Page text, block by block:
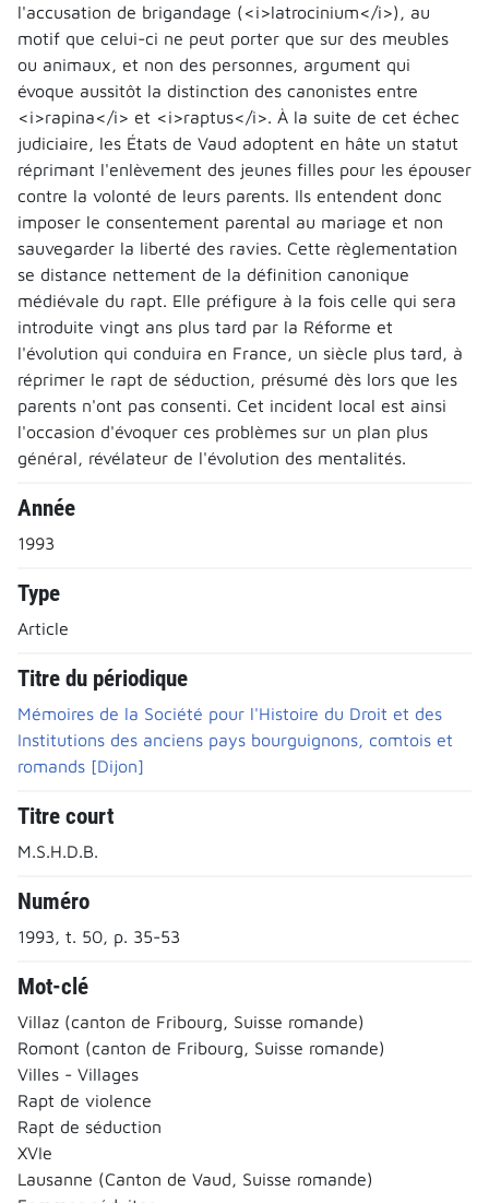
l'accusation de brigandage (<i>latrocinium</i>), au
motif que celui-ci ne peut porter que sur des meubles
ou animaux, et non des personnes, argument qui
évoque aussitôt la distinction des canonistes entre
<i>rapina</i> et <i>raptus</i>. À la suite de cet échec
judiciaire, les États de Vaud adoptent en hâte un statut
réprimant l'enlèvement des jeunes filles pour les épouser
contre la volonté de leurs parents. Ils entendent donc
imposer le consentement parental au mariage et non
sauvegarder la liberté des ravies. Cette règlementation
se distance nettement de la définition canonique
médiévale du rapt. Elle préfigure à la fois celle qui sera
introduite vingt ans plus tard par la Réforme et
l'évolution qui conduira en France, un siècle plus tard, à
réprimer le rapt de séduction, présumé dès lors que les
parents n'ont pas consenti. Cet incident local est ainsi
l'occasion d'évoquer ces problèmes sur un plan plus
général, révélateur de l'évolution des mentalités.
Année
1993
Type
Article
Titre du périodique
Mémoires de la Société pour l'Histoire du Droit et des
Institutions des anciens pays bourguignons, comtois et
romands [Dijon]
Titre court
M.S.H.D.B.
Numéro
1993, t. 50, p. 35-53
Mot-clé
Villaz (canton de Fribourg, Suisse romande)
Romont (canton de Fribourg, Suisse romande)
Villes - Villages
Rapt de violence
Rapt de séduction
XVIe
Lausanne (Canton de Vaud, Suisse romande)